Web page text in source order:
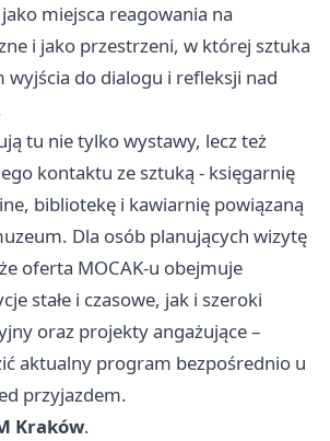
miejsca reagowania na
i jako przestrzeni, w której sztuka
wyjścia do dialogu i refleksji nad
tu nie tylko wystawy, lecz też
kontaktu ze sztuką - księgarnię
bibliotekę i kawiarnię powiązaną
Dla osób planujących wizytę
oferta MOCAK-u obejmuje
stałe i czasowe, jak i szeroki
oraz projekty angażujące –
aktualny program bezpośrednio u
przyjazdem.
Kraków.